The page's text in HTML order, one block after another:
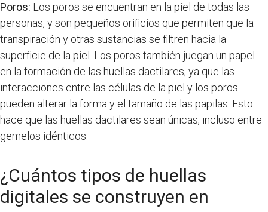
Poros: Los poros se encuentran en la piel de todas las
personas, y son pequeños orificios que permiten que la
transpiración y otras sustancias se filtren hacia la
superficie de la piel. Los poros también juegan un papel
en la formación de las huellas dactilares, ya que las
interacciones entre las células de la piel y los poros
pueden alterar la forma y el tamaño de las papilas. Esto
hace que las huellas dactilares sean únicas, incluso entre
gemelos idénticos.
¿Cuántos tipos de huellas
digitales se construyen en